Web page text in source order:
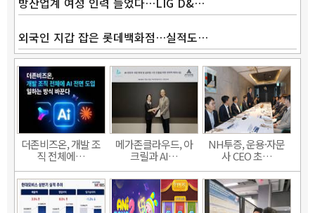
외국인 지갑 잡은 롯데백화점…실적도…
더존비즈온, 개발 조
직 전체에…
메가존클라우드, 아
크릴과 AI…
NH투증, 운용·자문
사 CEO 초…